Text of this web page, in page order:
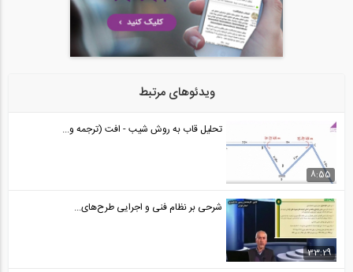
ویدئوهای مرتبط
8:55
تحلیل قاب به روش شیب - افت (ترجمه و...
33:29
شرحی بر نظام فنی و اجرایی طرح‌های...